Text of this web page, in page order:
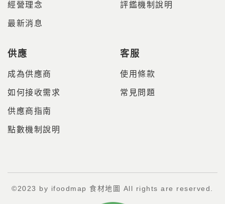
經營理念
最新消息
評鑑機制說明
供應
成為供應商
如何接收需求
供應商指南
點數機制說明
客服
使用條款
常見問題
©2023 by ifoodmap 食材地圖 All rights are reserved.